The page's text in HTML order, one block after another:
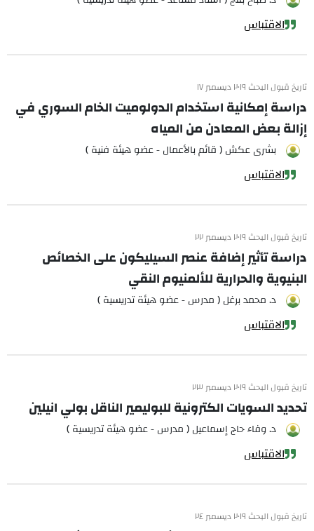
الاقتباس
تاريخ قبول البحث ٢٠١٩ ديسمبر ١٧
دراسة إمكانية استخدام الدولوميت الخام السوري في
إزالة بعض المعادن من المياه
بشرى عكش ( قائم بالأعمال - عضو هيئة فنية )
الاقتباس
تاريخ قبول البحث ٢٠١٩ ديسمبر ٢٢
دراسة تأثير إضافة عنصر السيليكون على الخصائص
البنيوية والحرارية للألمنيوم النقي
د. محمد برغل ( مدرس - عضو هيئة تدريسية )
الاقتباس
تاريخ قبول البحث ٢٠١٩ ديسمبر ٢٣
تحديد السويات الكترونية للبوليمير الناقل بولي انيلين
د. وفاء حاج إسماعيل ( مدرس - عضو هيئة تدريسية )
الاقتباس
تاريخ قبول البحث ٢٠١٩ ديسمبر ٢٤